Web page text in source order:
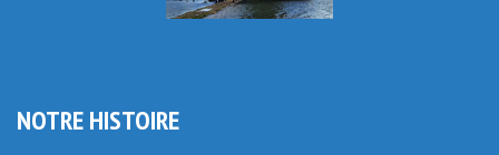
NOTRE HISTOIRE